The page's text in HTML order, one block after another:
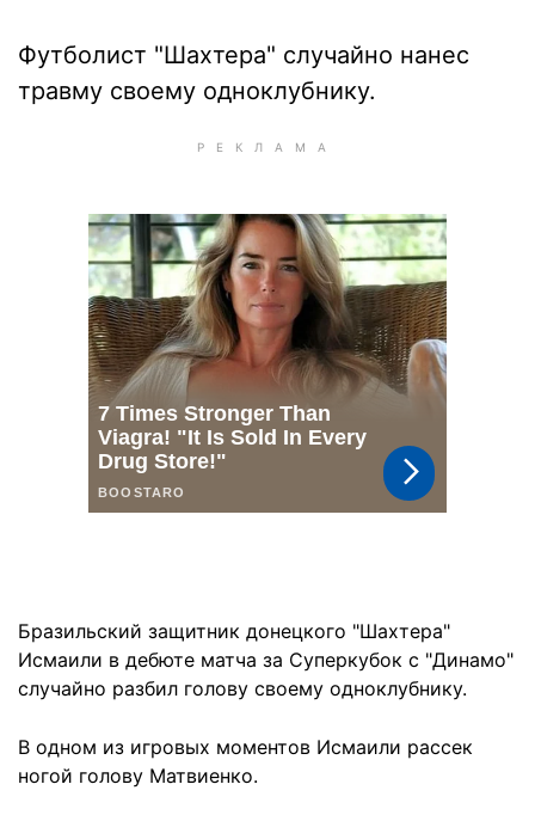
Футболист "Шахтера" случайно нанес
травму своему одноклубнику.
Бразильский защитник донецкого "Шахтера"
Исмаили в дебюте матча за Суперкубок с "Динамо"
случайно разбил голову своему одноклубнику.
В одном из игровых моментов Исмаили рассек
ногой голову Матвиенко.